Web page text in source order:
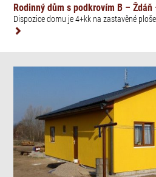
Rodinný dům s podkrovím B –
Dispozice domu je 4+kk na zastavěné